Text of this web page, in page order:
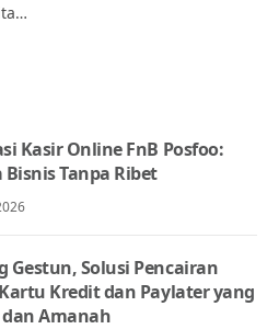
Kasir Online FnB Posfoo:
Bisnis Tanpa Ribet
Gestun, Solusi Pencairan
Kredit dan Paylater yang
dan Amanah